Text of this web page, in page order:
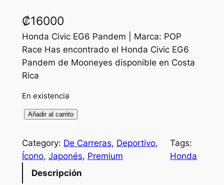
₡16000
Honda Civic EG6 Pandem | Marca: POP
Race Has encontrado el Honda Civic EG6
Pandem de Mooneyes disponible en Costa
Rica
En existencia
N
D
Añadir al carrito
Category: De Carreras, Deportivo
Ícono, Japonés, Premium
Tags:
Honda
Descripción